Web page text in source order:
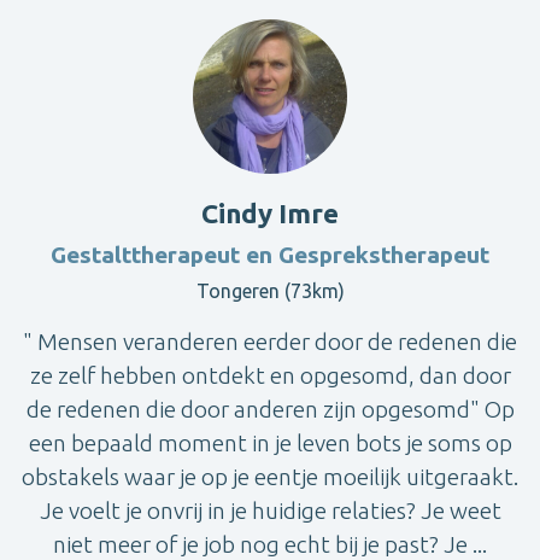
Cindy Imre
Gestalttherapeut en Gesprekstherapeut
Tongeren (73km)
" Mensen veranderen eerder door de redenen die
ze zelf hebben ontdekt en opgesomd, dan door
de redenen die door anderen zijn opgesomd" Op
een bepaald moment in je leven bots je soms op
obstakels waar je op je eentje moeilijk uitgeraakt.
Je voelt je onvrij in je huidige relaties? Je weet
niet meer of je job nog echt bij je past? Je ...